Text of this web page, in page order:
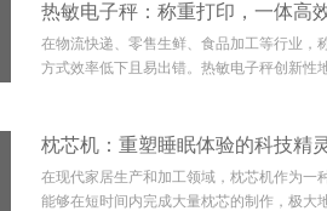
热敏电子秤：称重打印，一体高
在物流快递、零售生鲜、食品加工等行业，
方式效率低下且易出错。热敏电子秤创新性
枕芯机：重塑睡眠体验的科技精灵
在现代家居生产和加工领域，枕芯机作为一
能够在短时间内完成大量枕芯的制作，极大